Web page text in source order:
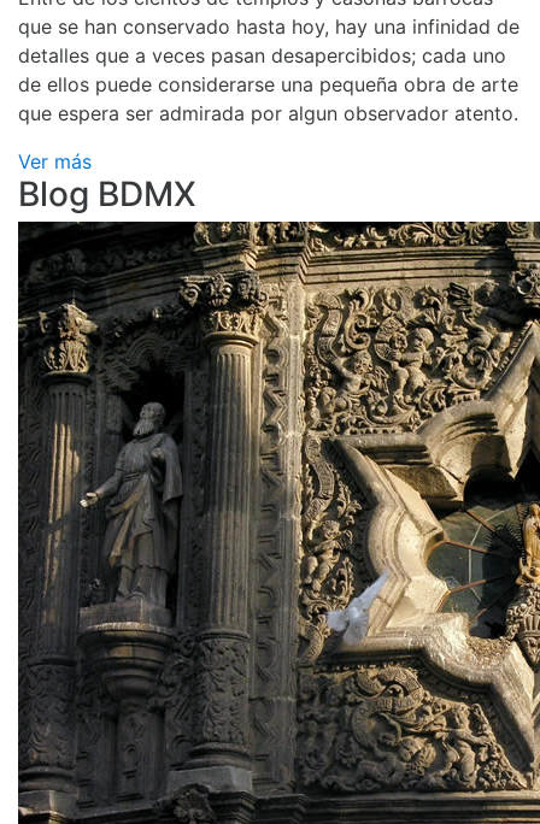
que se han conservado hasta hoy, hay una infinidad de
detalles que a veces pasan desapercibidos; cada uno
de ellos puede considerarse una pequeña obra de arte
que espera ser admirada por algun observador atento.
Ver más
Blog BDMX